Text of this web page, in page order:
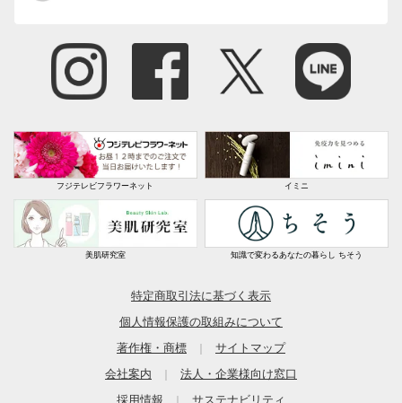
フジテレビフラワーネット イミニ
美肌研究室 知識で変わるあなたの暮らし ちそう
特定商取引法に基づく表示
個人情報保護の取組みについて
著作権・商標
｜
サイトマップ
会社案内
｜
法人・企業様向け窓口
採用情報
｜ サステナビリティ